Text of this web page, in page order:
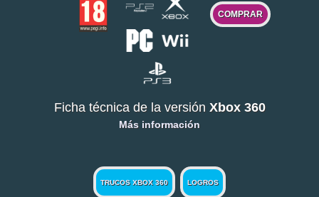
COMPRAR
Ficha técnica de la versión Xbox 360
Más información
TRUCOS XBOX 360 LOGROS